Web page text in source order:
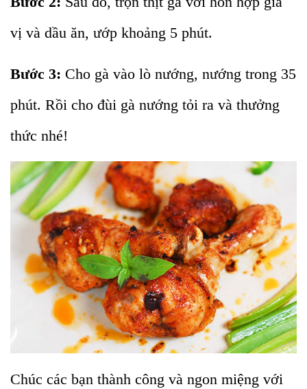
vị và dầu ăn, ướp khoảng 5 phút.
Bước 3: Cho gà vào lò nướng, nướng trong 35
phút. Rồi cho đùi gà nướng tỏi ra và thưởng
thức nhé!
Chúc các bạn thành công và ngon miệng với